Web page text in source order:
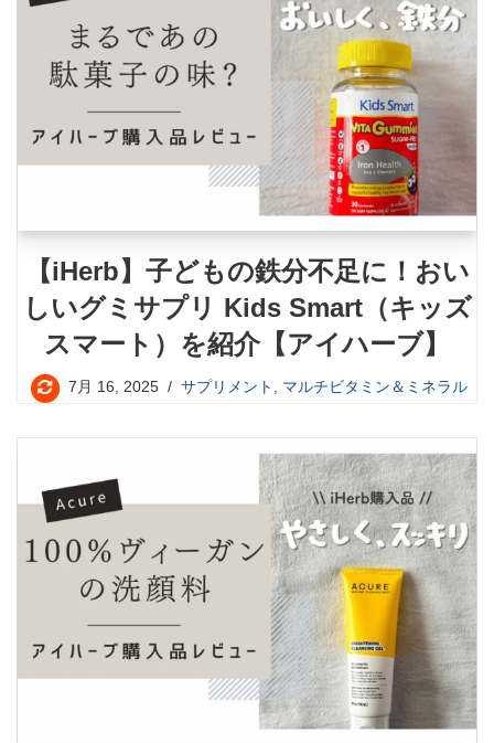
【iHerb】子どもの鉄分不足に！おい
しいグミサプリ Kids Smart（キッズ
スマート）を紹介【アイハーブ】
7月 16, 2025 サプリメント , マルチビタミン＆ミネラル